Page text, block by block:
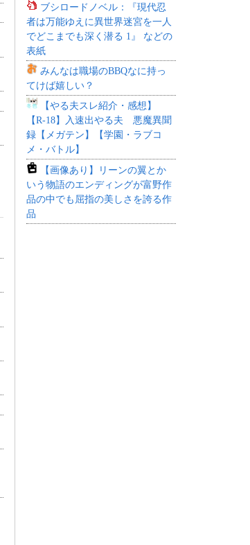
ブシロードノベル：『現代忍
者は万能ゆえに異世界迷宮を一人
でどこまでも深く潜る 1』 などの
表紙
みんなは職場のBBQなに持っ
てけば嬉しい？
【やる夫スレ紹介・感想】
【R-18】入速出やる夫 悪魔異聞
録【メガテン】【学園・ラブコ
メ・バトル】
【画像あり】リーンの翼とか
いう物語のエンディングが富野作
品の中でも屈指の美しさを誇る作
品